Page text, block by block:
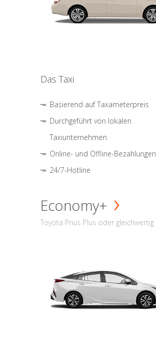
Das Taxi
Basierend auf Taxameterpreis
Durchgeführt von lokalen
Taxiunternehmen
Online- und Offline-Bezahlungen
24/7-Hotline
Economy+
Toyota Prius Plus oder gleichwertig